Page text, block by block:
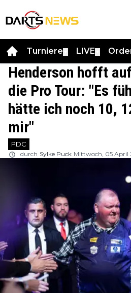
Turniere LIVE
Henderson hofft
die Pro Tour: "Es
hätte ich noch 10,
mir"
PDC
durch Sylke Puck Mittwoch, 05 April